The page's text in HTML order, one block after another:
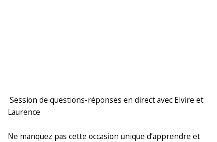
Session de questions-réponses en direct avec Elvire et
Laurence
Ne manquez pas cette occasion unique d’apprendre et